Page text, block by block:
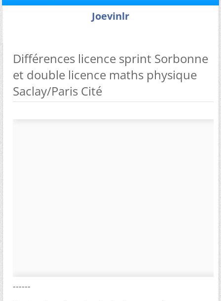
Joevinlr
Différences licence sprint Sorbonne
et double licence maths physique
Saclay/Paris Cité
------